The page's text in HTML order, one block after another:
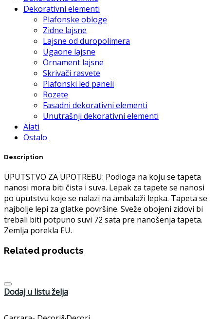
Dekorativni elementi
Plafonske obloge
Zidne lajsne
Lajsne od duropolimera
Ugaone lajsne
Ornament lajsne
Skrivači rasvete
Plafonski led paneli
Rozete
Fasadni dekorativni elementi
Unutrašnji dekorativni elementi
Alati
Ostalo
Description
UPUTSTVO ZA UPOTREBU: Podloga na koju se tapeta
nanosi mora biti čista i suva. Lepak za tapete se nanosi
po uputstvu koje se nalazi na ambalaži lepka. Tapeta se
najbolje lepi za glatke površine. Sveže obojeni zidovi bi
trebali biti potpuno suvi 72 sata pre nanošenja tapeta.
Zemlja porekla EU.
Related products
Dodaj u listu želja